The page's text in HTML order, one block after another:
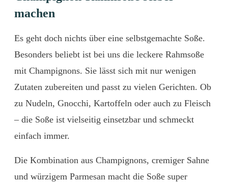
machen
Es geht doch nichts über eine selbstgemachte Soße.
Besonders beliebt ist bei uns die leckere Rahmsoße
mit Champignons. Sie lässt sich mit nur wenigen
Zutaten zubereiten und passt zu vielen Gerichten. Ob
zu Nudeln, Gnocchi, Kartoffeln oder auch zu Fleisch
– die Soße ist vielseitig einsetzbar und schmeckt
einfach immer.
Die Kombination aus Champignons, cremiger Sahne
und würzigem Parmesan macht die Soße super